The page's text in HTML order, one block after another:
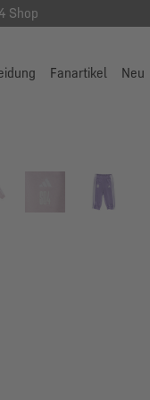
Shop
Fanartikel Neu